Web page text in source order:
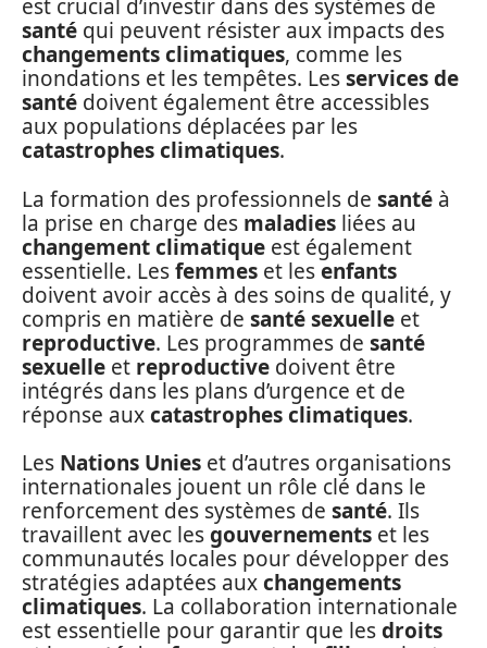
est crucial d’investir dans des systèmes de
santé qui peuvent résister aux impacts des
changements climatiques, comme les
inondations et les tempêtes. Lesservices de
santé doivent également être accessibles
aux populations déplacées par les
catastrophes climatiques.
La formation des professionnels de santé à
la prise en charge des maladies liées au
changement climatique est également
essentielle. Lesfemmes et lesenfants
doivent avoir accès à des soins de qualité, y
compris en matière de santé sexuelle et
reproductive. Les programmes de santé
sexuelle et reproductive doivent être
intégrés dans les plans d’urgence et de
réponse auxcatastrophes climatiques.
Les Nations Unies et d’autres organisations
internationales jouent un rôle clé dans le
renforcement des systèmes de santé. Ils
travaillent avec lesgouvernements et les
communautés locales pour développer des
stratégies adaptées auxchangements
climatiques. La collaboration internationale
est essentielle pour garantir que lesdroits